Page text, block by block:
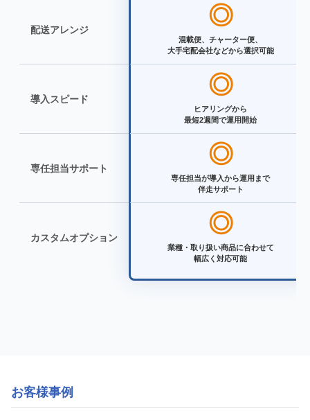
配送アレンジ
導入スピード
専任担当サポート
カスタムオプション
◎
混載便、チャーター便、
大手宅配会社などから選択可能
◎
ヒアリングから
最短2週間で運用開始
◎
専任担当が導入から運用まで
伴走サポート
◎
業種・取り扱い商品に合わせて
幅広く対応可能
お客様事例